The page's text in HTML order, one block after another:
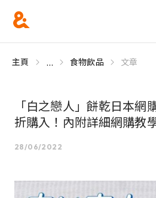
主頁 ... 食物飲品 文章
「白之戀人」餅乾日本網
折購入！內附詳細網購教
28/06/2022